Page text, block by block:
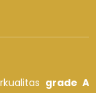
grade A